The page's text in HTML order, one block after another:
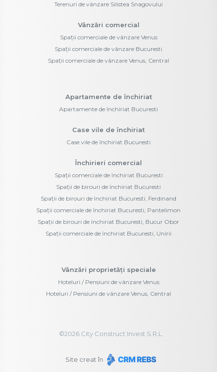
Terenuri de vânzare Silistea Snagovului
Vânzări comercial
Spații comerciale de vânzare Venus
Spații comerciale de vânzare Bucuresti
Spații comerciale de vânzare Venus, Central
Apartamente de închiriat
Apartamente de închiriat Bucuresti
Case vile de închiriat
Case vile de închiriat Bucuresti
Închirieri comercial
Spații comerciale de închiriat Bucuresti
Spații de birouri de închiriat Bucuresti
Spații de birouri de închiriat Bucuresti, Ferdinand
Spații comerciale de închiriat Bucuresti, Pantelimon
Spații de birouri de închiriat Bucuresti, Bucur Obor
Spații comerciale de închiriat Bucuresti, Unirii
Vânzări proprietăți speciale
Hoteluri / Pensiuni de vânzare Venus
Hoteluri / Pensiuni de vânzare Venus, Central
©2026City Construct Invest S.R.L.
Site creat în